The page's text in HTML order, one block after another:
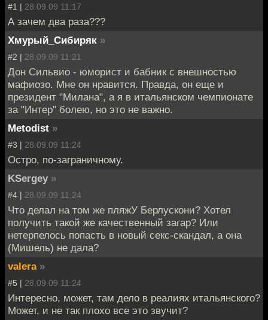
#1 | 28.09.09 11:17
А зачем два раза???
Хмурый_Сибиряк »
#2 | 28.09.09 11:21
Дон Сильвио - юморист и бабник с внешностью
мафиозо. Мне он нравится. Правда, он еще и
президент "Милана", а я в итальянском чемпионате
за "Интер" болею, но это не важно.
Metodist »
#3 | 28.09.09 11:24
Остро, по-заграничному.
KSergey »
#4 | 28.09.09 11:24
Что делал на том же пляжУ Берлускони? Хотел
получить такой же качественный загар? Или
нетерпелось попасть в новый секс-скандал, а она
(Мишель) не дала?
valera »
#5 | 28.09.09 11:24
Интересно, может, там дело в реалиях итальянского?
Может, и не так плохо все это звучит?